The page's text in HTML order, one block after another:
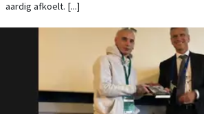
aardig afkoelt. [...]